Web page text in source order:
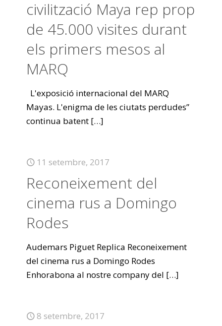
civilització Maya rep prop
de 45.000 visites durant
els primers mesos al
MARQ
L'exposició internacional del MARQ
Mayas. L'enigma de les ciutats perdudes”
continua batent […]
11 setembre, 2017
Reconeixement del
cinema rus a Domingo
Rodes
Audemars Piguet Replica Reconeixement
del cinema rus a Domingo Rodes
Enhorabona al nostre company del […]
8 setembre, 2017